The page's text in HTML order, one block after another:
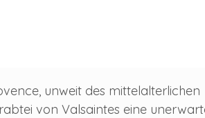
unweit des mittelalterlichen
von Valsaintes eine